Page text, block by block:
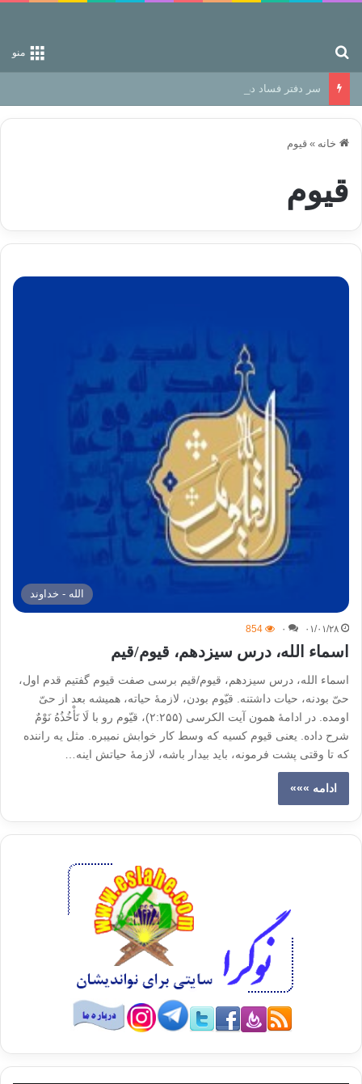
منو
سر دفتر فساد در زمین‌، دوری وکناره‌گیری از راه خداست‌!
خانه » قیوم
قیوم
الله - خداوند
۰۱/۰۱/۲۸ ۰ 854
اسماء الله، درس سیزدهم، قیوم/قیم
اسماء الله، درس سیزدهم، قیوم/قیم برسی صفت قیوم گفتیم قدم اول،
حیّ بودنه، حیات داشتنه. قیّوم بودن، لازمۀ حیاته، همیشه بعد از حیّ
اومده. در ادامۀ همون آیت الکرسی (۲:۲۵۵)، قیّوم رو با لَا تَأْخُذُهُ نَوْمٌ
شرح داده. یعنی قیوم کسیه که وسط کار خوابش نمیبره. مثل یه راننده
که تا وقتی پشت فرمونه، باید بیدار باشه، لازمۀ حیاتش اینه…
ادامه »»»